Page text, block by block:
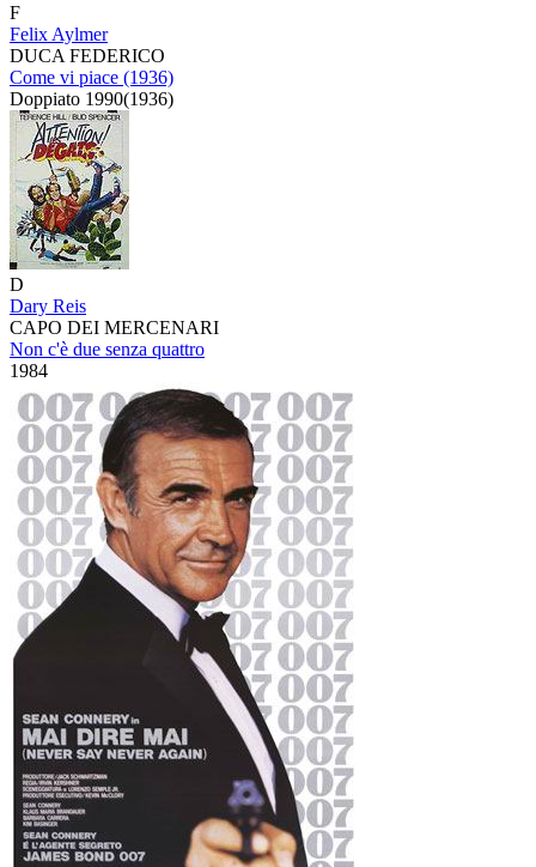
F
Felix Aylmer
DUCA FEDERICO
Come vi piace (1936)
Doppiato 1990(1936)
D
Dary Reis
CAPO DEI MERCENARI
Non c'è due senza quattro
1984